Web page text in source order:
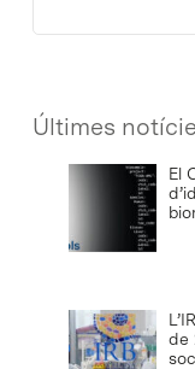
Últimes
El
de